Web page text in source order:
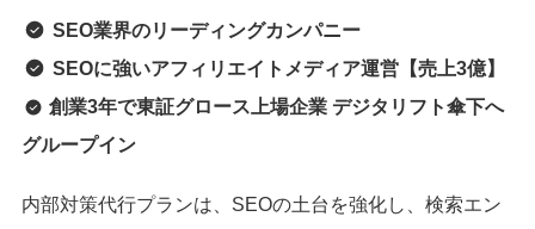
SEO業界のリーディングカンパニー
SEOに強いアフィリエイトメディア運営 【売上3億】
創業3年で東証グロース上場企業 デジタリフト傘下へ
グループイン
内部対策代行プランは、SEOの土台を強化し、検索エン